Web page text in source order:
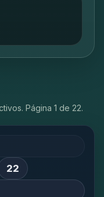
Página 1 de 22.
22